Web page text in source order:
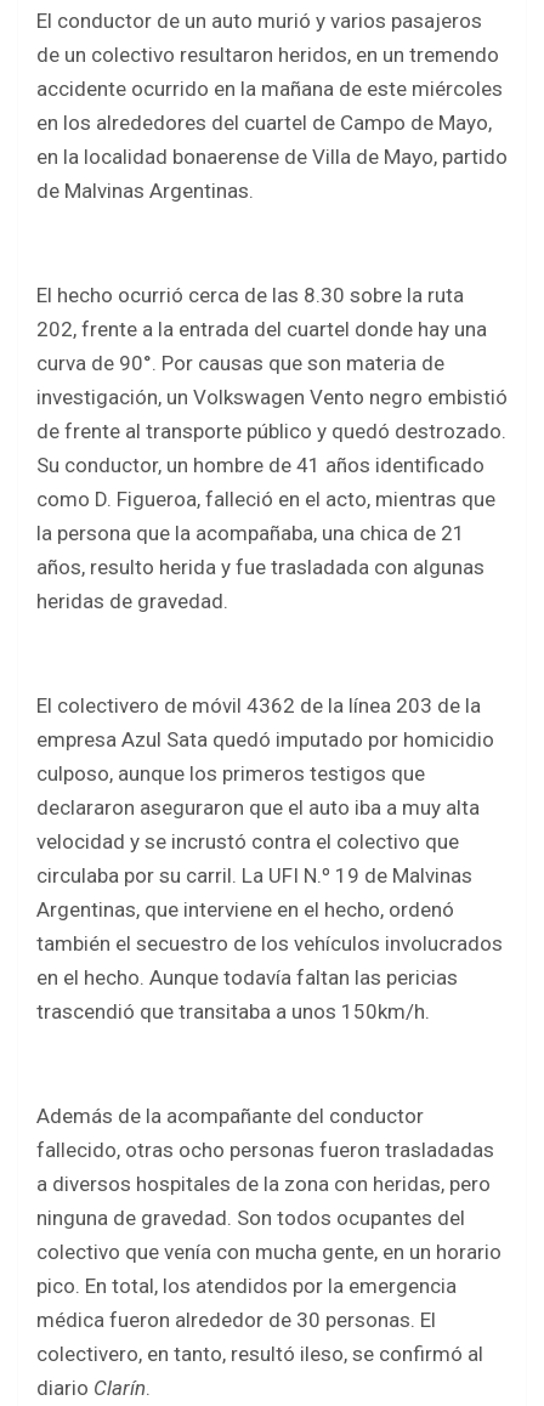
ce
b
o
o
k
tt
er
at
s
A
p
p
ar
e
El conductor de un auto murió y varios pasajeros
de un colectivo resultaron heridos, en un tremendo
accidente ocurrido en la mañana de este miércoles
en los alrededores del cuartel de Campo de Mayo,
en la localidad bonaerense de Villa de Mayo, partido
de Malvinas Argentinas.
El hecho ocurrió cerca de las 8.30 sobre la ruta
202, frente a la entrada del cuartel donde hay una
curva de 90°. Por causas que son materia de
investigación, un Volkswagen Vento negro embistió
de frente al transporte público y quedó destrozado.
Su conductor, un hombre de 41 años identificado
como D. Figueroa, falleció en el acto, mientras que
la persona que la acompañaba, una chica de 21
años, resulto herida y fue trasladada con algunas
heridas de gravedad.
El colectivero de móvil 4362 de la línea 203 de la
empresa Azul Sata quedó imputado por homicidio
culposo, aunque los primeros testigos que
declararon aseguraron que el auto iba a muy alta
velocidad y se incrustó contra el colectivo que
circulaba por su carril. La UFI N.º 19 de Malvinas
Argentinas, que interviene en el hecho, ordenó
también el secuestro de los vehículos involucrados
en el hecho. Aunque todavía faltan las pericias
trascendió que transitaba a unos 150km/h.
Además de la acompañante del conductor
fallecido, otras ocho personas fueron trasladadas
a diversos hospitales de la zona con heridas, pero
ninguna de gravedad. Son todos ocupantes del
colectivo que venía con mucha gente, en un horario
pico. En total, los atendidos por la emergencia
médica fueron alrededor de 30 personas. El
colectivero, en tanto, resultó ileso, se confirmó al
diario Clarín.